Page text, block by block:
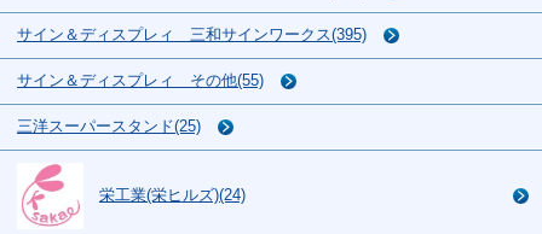
サイン＆ディスプレィ 三和サインワークス(395)
サイン＆ディスプレィ その他(55)
三洋スーパースタンド(25)
栄工業(栄ヒルズ)(24)